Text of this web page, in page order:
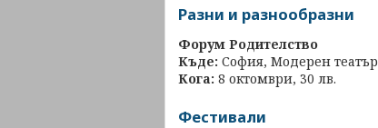
Разни и разнообразни
Форум Родителство
Къде: София, Модерен театър
Кога: 8 октомври, 30 лв.
Фестивали